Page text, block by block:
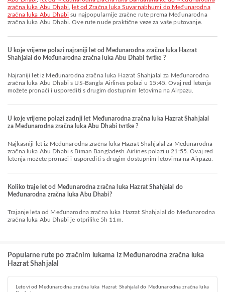
zračna luka Abu Dhabi
let od Zračna luka Suvarnabhumi do Međunarodna
zračna luka Abu Dhabi su najpopularnije zračne rute prema Međunarodna
zračna luka Abu Dhabi. Ove rute nude praktične veze za vaše putovanje.
U koje vrijeme polazi najraniji let od Međunarodna zračna luka Hazrat
Shahjalal do Međunarodna zračna luka Abu Dhabi tvrtke ?
Najraniji let iz Međunarodna zračna luka Hazrat Shahjalal za Međunarodna
zračna luka Abu Dhabi s US-Bangla Airlines polazi u 15:45. Ovaj red letenja
možete pronaći i usporediti s drugim dostupnim letovima na Airpazu.
U koje vrijeme polazi zadnji let Međunarodna zračna luka Hazrat Shahjalal
za Međunarodna zračna luka Abu Dhabi tvrtke ?
Najkasniji let iz Međunarodna zračna luka Hazrat Shahjalal za Međunarodna
zračna luka Abu Dhabi s Biman Bangladesh Airlines polazi u 21:55. Ovaj red
letenja možete pronaći i usporediti s drugim dostupnim letovima na Airpazu.
Koliko traje let od Međunarodna zračna luka Hazrat Shahjalal do
Međunarodna zračna luka Abu Dhabi?
Trajanje leta od Međunarodna zračna luka Hazrat Shahjalal do Međunarodna
zračna luka Abu Dhabi je otprilike 5h 11m.
Popularne rute po zračnim lukama iz Međunarodna zračna luka
Hazrat Shahjalal
Letovi od Međunarodna zračna luka Hazrat Shahjalal do Međunarodna zračna luka